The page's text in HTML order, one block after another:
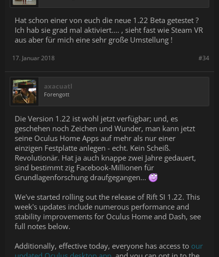
Hat schon einer von euch die neue 1.22 Beta getestet ?
Ich hab sie grad mal aktiviert.... , sieht fast wie Steam VR
aus aber für mich eine sehr große Umstellung !
#34
17. Januar 2018
axacuatl
Forengott
Die Version 1.22 ist wohl jetzt verfügbar; und, es
geschehen noch Zeichen und Wunder, man kann jetzt
seine Oculus Home Apps auf mehr als nur einer
einzigen Festplatte anlegen - echt. Kein Scheiß.
Revolutionär. Hat ja auch knappe zwei Jahre gedauert,
sind bestimmt zig Facebook-Millionen für
Grundlagenforschung draufgegangen...
We've started rolling out the release of Rift SI 1.22. This
week's updates include numerous performance and
stability improvements for Oculus Home and Dash, see
full notes below.
Additionally, effective today, everyone has access to our